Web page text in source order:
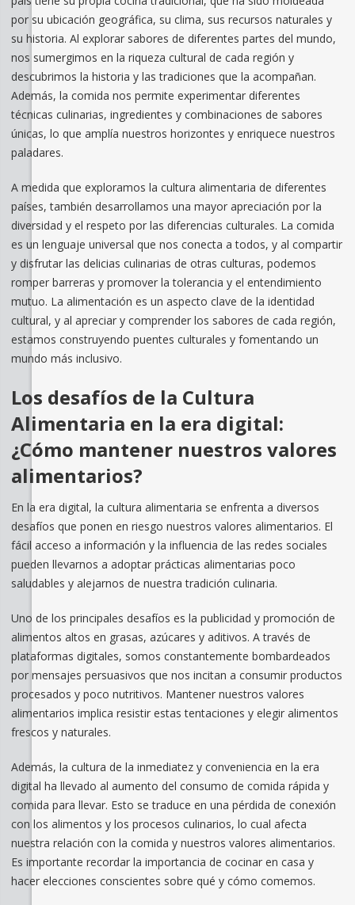
por su ubicación geográfica, su clima, sus recursos naturales y
su historia. Al explorar sabores de diferentes partes del mundo,
nos sumergimos en la riqueza cultural de cada región y
descubrimos la historia y las tradiciones que la acompañan.
Además, la comida nos permite experimentar diferentes
técnicas culinarias, ingredientes y combinaciones de sabores
únicas, lo que amplía nuestros horizontes y enriquece nuestros
paladares.
A medida que exploramos la cultura alimentaria de diferentes
países, también desarrollamos una mayor apreciación por la
diversidad y el respeto por las diferencias culturales. La comida
es un lenguaje universal que nos conecta a todos, y al compartir
y disfrutar las delicias culinarias de otras culturas, podemos
romper barreras y promover la tolerancia y el entendimiento
mutuo. La alimentación es un aspecto clave de la identidad
cultural, y al apreciar y comprender los sabores de cada región,
estamos construyendo puentes culturales y fomentando un
mundo más inclusivo.
Los desafíos de la Cultura
Alimentaria en la era digital:
¿Cómo mantener nuestros valores
alimentarios?
En la era digital, la cultura alimentaria se enfrenta a diversos
desafíos que ponen en riesgo nuestros valores alimentarios. El
fácil acceso a información y la influencia de las redes sociales
pueden llevarnos a adoptar prácticas alimentarias poco
saludables y alejarnos de nuestra tradición culinaria.
Uno de los principales desafíos es la publicidad y promoción de
alimentos altos en grasas, azúcares y aditivos. A través de
plataformas digitales, somos constantemente bombardeados
por mensajes persuasivos que nos incitan a consumir productos
procesados y poco nutritivos. Mantener nuestros valores
alimentarios implica resistir estas tentaciones y elegir alimentos
frescos y naturales.
Además, la cultura de la inmediatez y conveniencia en la era
digital ha llevado al aumento del consumo de comida rápida y
comida para llevar. Esto se traduce en una pérdida de conexión
con los alimentos y los procesos culinarios, lo cual afecta
nuestra relación con la comida y nuestros valores alimentarios.
Es importante recordar la importancia de cocinar en casa y
hacer elecciones conscientes sobre qué y cómo comemos.